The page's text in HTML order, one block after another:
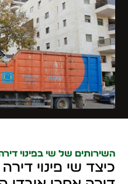
השירותים של שי בפינוי
כיצד שי פינוי דירה